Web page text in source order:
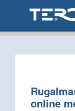
online